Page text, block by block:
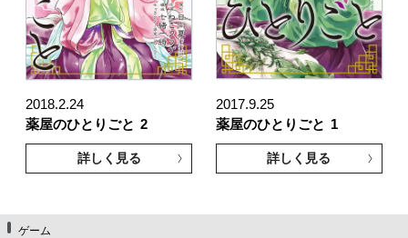
2018.2.24
薬屋のひとりごと 2
詳しく見る
2017.9.25
薬屋のひとりごと 1
詳しく見る
ゲーム